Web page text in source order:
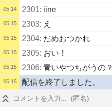
05:14 2301: iine
05:15 2303: え
05:15 2304: だめおつかれ
05:15 2305: おい！
05:15 2306: 青いやつちがうの？
05:15 配信を終了しました。